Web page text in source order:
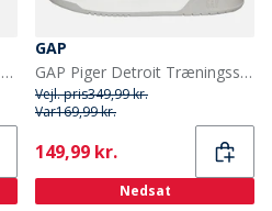
GAP Herre Murphy Sandaler Sand
GAP
GAP Piger Detroit Træningssko Lyse Pink/Hvid/Pastel Blå Light Pink White Pastel Blue
Vejl. pris349,99 kr.
Var169,99 kr.
Current
149,99 kr.
Nedsat